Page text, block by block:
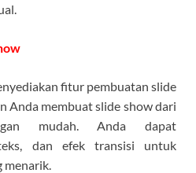
fitur pembuatan slide
Anda membuat slide show dari
mudah. Anda dapat
dan efek transisi untuk
menarik.